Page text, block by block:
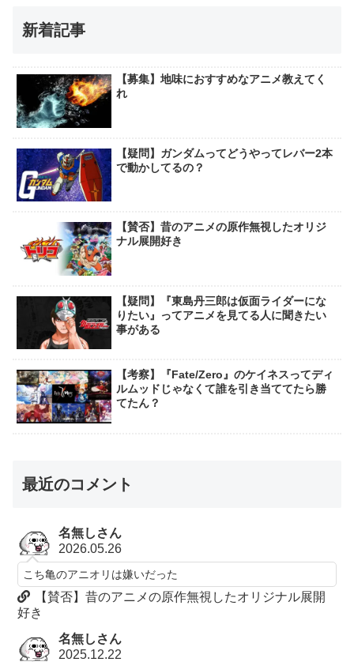
新着記事
【募集】地味におすすめなアニメ教えてく
れ
【疑問】ガンダムってどうやってレバー2本
で動かしてるの？
【賛否】昔のアニメの原作無視したオリジ
ナル展開好き
【疑問】『東島丹三郎は仮面ライダーにな
りたい』ってアニメを見てる人に聞きたい
事がある
【考察】『Fate/Zero』のケイネスってディ
ルムッドじゃなくて誰を引き当ててたら勝
てたん？
最近のコメント
名無しさん
2026.05.26
こち亀のアニオリは嫌いだった
【賛否】昔のアニメの原作無視したオリジナル展開
好き
名無しさん
2025.12.22